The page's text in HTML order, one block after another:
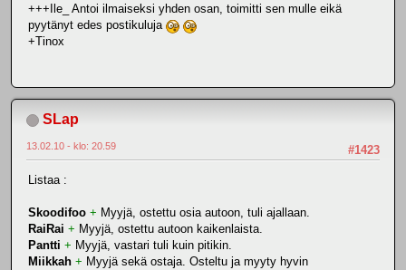
+++Ile_ Antoi ilmaiseksi yhden osan, toimitti sen mulle eikä
pyytänyt edes postikuluja
+Tinox
SLap
#1423
13.02.10 - klo: 20.59
Listaa :
Skoodifoo + Myyjä, ostettu osia autoon, tuli ajallaan.
RaiRai + Myyjä, ostettu autoon kaikenlaista.
Pantti + Myyjä, vastari tuli kuin pitikin.
Miikkah + Myyjä sekä ostaja. Osteltu ja myyty hyvin